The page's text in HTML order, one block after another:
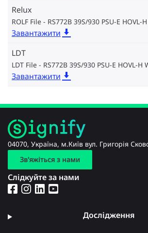
Relux
ROLF File - RS772B 39S/930 PSU-E HOVL-
Завантажити
LDT
LDT File - RS772B 39S/930 PSU-E HOVL-H
Завантажити
04070, Україна, м.Київ вул. Григорія
Зв'яжіться з нами
Слідкуйте за нами
Дослідження